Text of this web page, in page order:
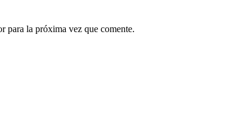
para la próxima vez que comente.